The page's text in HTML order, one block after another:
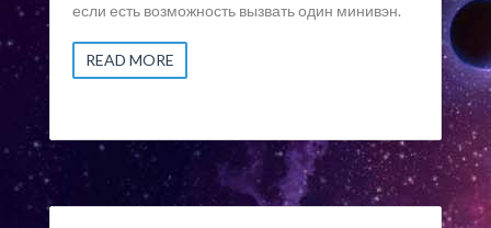
если есть возможность вызвать один минивэн.
READ MORE